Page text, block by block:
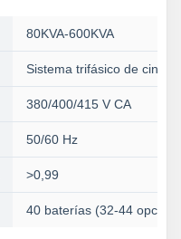
80KVA-600KVA
Sistema trifásico de cinco
380/400/415 V CA
50/60 Hz
>0,99
40 baterías (32-44